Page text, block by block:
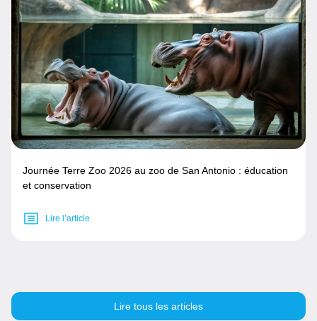
Journée Terre Zoo 2026 au zoo de San Antonio : éducation
et conservation
Lire l’article
Lire tous les articles